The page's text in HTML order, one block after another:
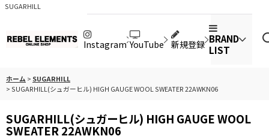
SUGARHILL
Instagram YouTube 新規登録 BRAND
LIST
ホーム > SUGARHILL
> SUGARHILL(シュガーヒル) HIGH GAUGE WOOL SWEATER 22AWKN06
SUGARHILL(シュガーヒル) HIGH GAUGE WOOL
SWEATER 22AWKN06